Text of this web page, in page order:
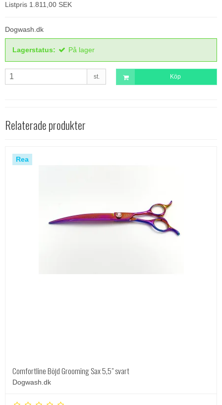
Listpris 1.811,00 SEK
Dogwash.dk
Lagerstatus: På lager
st. Köp
Relaterade produkter
Rea
Comfortline Böjd Grooming Sax 5,5" svart
Dogwash.dk